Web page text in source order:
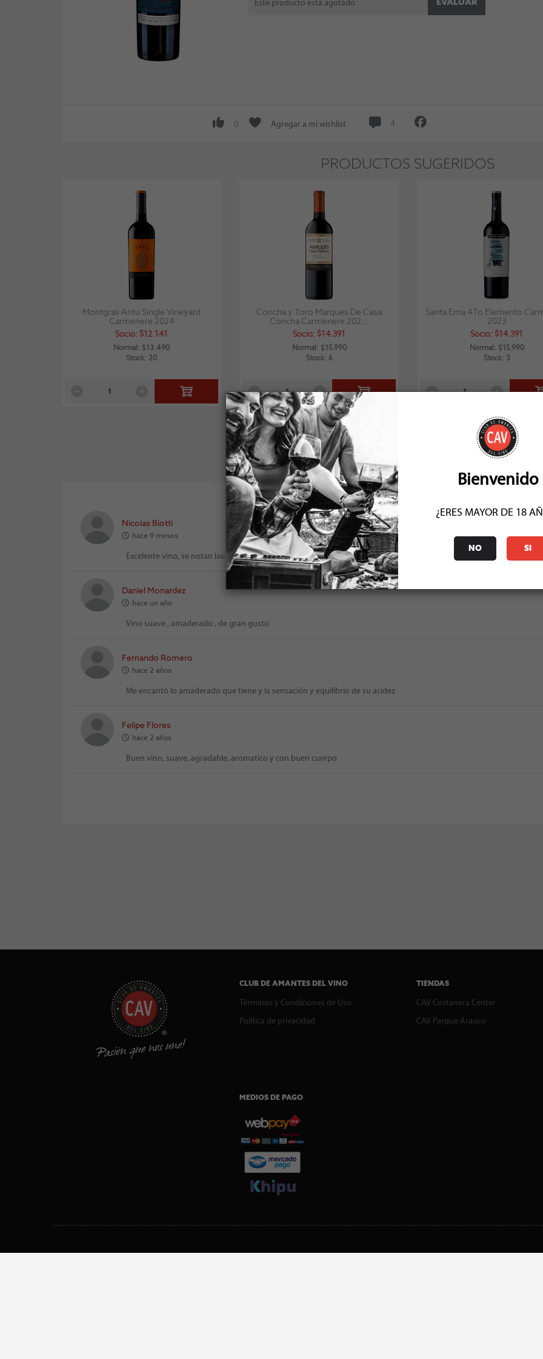
Este producto está agotado EVALUAR
0 Agregar a mi wishlist 4
PRODUCTOS SUGERIDOS
Montgras Antu Single Vineyard
Carmenere 2024
Socio: $12.141
Normal: $13.490
Stock: 20
Concha y Toro Marques De Casa
Concha Carmenere 202...
Socio: $14.391
Normal: $15.990
Stock: 6
Santa Ema 4To Elemento
2023
Socio: $14.391
Normal: $15.990
Stock: 3
COMENTARIOS (4)
Nicolas Biotti
hace 9 meses
Excelente vino, se notan las barricas de bourbon, en olor y sabor. Recomendadisimo.
Daniel Monardez
hace un año
Vino suave , amaderado , de gran gusto
Fernando Romero
hace 2 años
Me encantó lo amaderado que tiene y la sensación y equilibrio de su acidez
Felipe Flores
hace 2 años
Buen vino, suave, agradable, aromatico y con buen cuerpo
Bienvenido
¿ERES MAYOR DE 18
NO SI
CLUB DE AMANTES DEL VINO
Términos y Condiciones de Uso
Política de privacidad
TIENDAS
CAV Costanera Center
CAV Parque Arauco
MEDIOS DE PAGO